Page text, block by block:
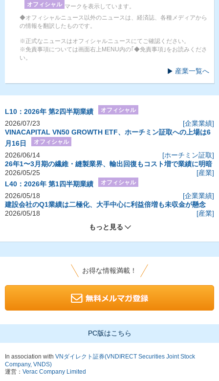
オフィシャル マークを表示しています。
◆オフィシャルニュース以外のニュースは、経済誌、各種メディアから
の情報を翻訳したものです。
※正式なニュースはオフィシャルニュースにてご確認ください。
※免責事項については画面右上MENU内の｢◆免責事項｣をお読みくださ
い。
産業一覧へ
L10：2026年 第2四半期業績 オフィシャル
2026/07/23
[企業業績]
VINACAPITAL VN50 GROWTH ETF、ホーチミン証取への上場は6
月16日
オフィシャル
2026/06/14
[ホーチミン証取]
26年1〜3月期の繊維・縫製業界、輸出回復もコスト増で業績に明暗
2026/05/25
[産業]
L40：2026年 第1四半期業績
オフィシャル
2026/05/18
[企業業績]
建設会社のQ1業績は二極化、大手中心に利益倍増も未収金が懸念
2026/05/18
[産業]
もっと見る
お得な情報満載！
PC版はこちら
In association with VNダイレクト証券(VNDIRECT Securities Joint Stock
Company, VNDS)
運営： Verac Company Limited